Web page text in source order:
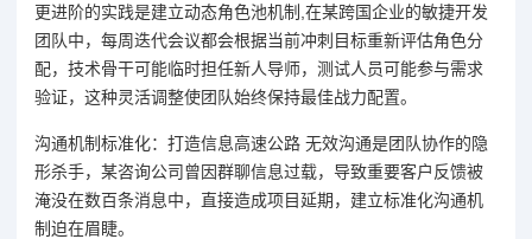
更进阶的实践是建立动态角色池机制,在某跨国企业的敏捷开发
团队中，每周迭代会议都会根据当前冲刺目标重新评估角色分
配，技术骨干可能临时担任新人导师，测试人员可能参与需求
验证，这种灵活调整使团队始终保持最佳战力配置。
沟通机制标准化：打造信息高速公路 无效沟通是团队协作的隐
形杀手，某咨询公司曾因群聊信息过载，导致重要客户反馈被
淹没在数百条消息中，直接造成项目延期，建立标准化沟通机
制迫在眉睫。